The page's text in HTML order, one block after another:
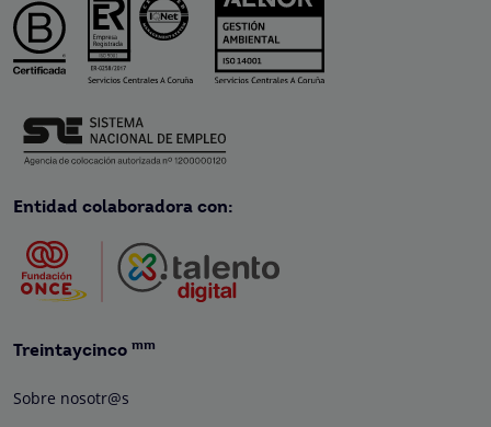
Entidad colaboradora con:
Treintaycinco mm
Sobre nosotr@s